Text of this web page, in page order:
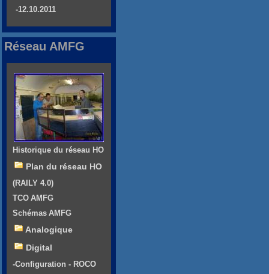
-12.10.2011
Réseau AMFG
Historique du réseau HO
Plan du réseau HO
(RAILY 4.0)
TCO AMFG
Schémas AMFG
Analogique
Digital
-Configuration - ROCO